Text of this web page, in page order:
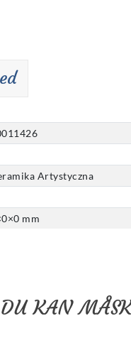
Artystyczna
0×0 mm
DU KAN